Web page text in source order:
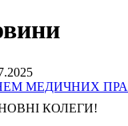
МЕДИЧНИХ
КОЛЕГИ!